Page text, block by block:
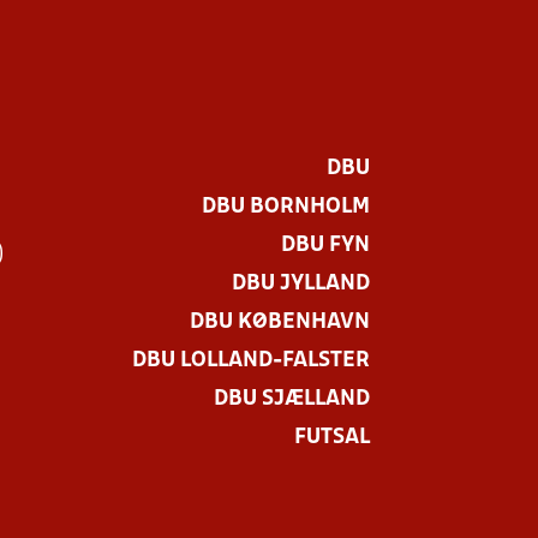
DBU
DBU BORNHOLM
DBU FYN
DBU JYLLAND
DBU KØBENHAVN
DBU LOLLAND-FALSTER
DBU SJÆLLAND
FUTSAL